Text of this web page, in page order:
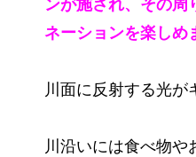
ンが施され、その周
ネーションを楽しめ
川面に反射する光が
川沿いには食べ物や